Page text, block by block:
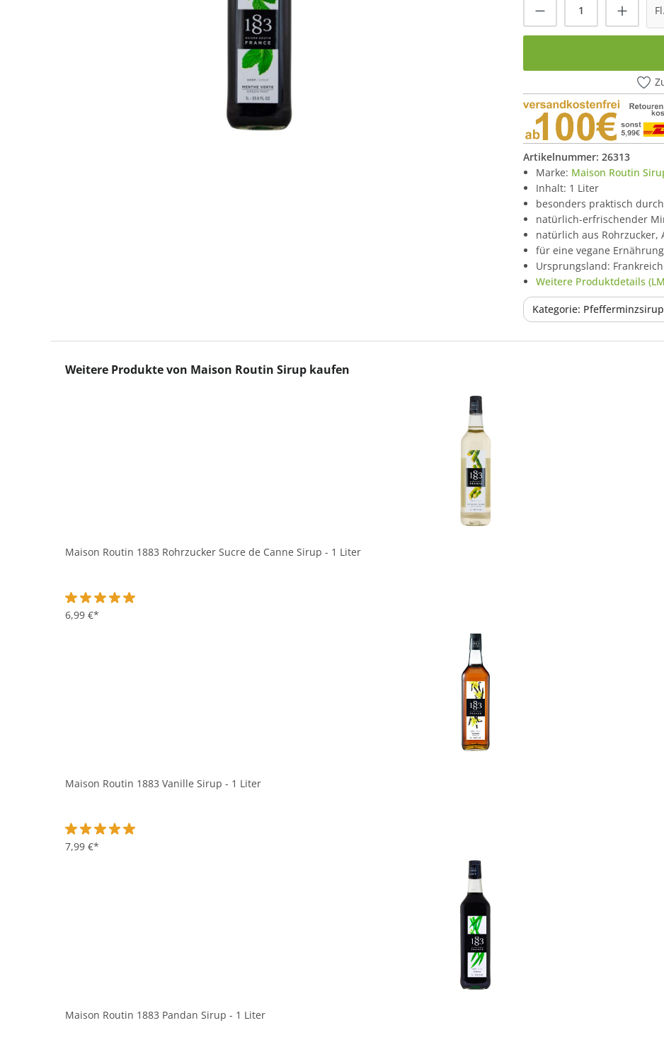
Produkt Fl.
Artikelnummer: 26313
Marke: Maison Routin
Inhalt: 1 Liter
besonders praktisch
natürlich-erfrischender
natürlich aus Rohrzucker,
für eine vegane
Ursprungsland: Frankreich
Weitere Produktdetails
Kategorie: Pfefferminzsirup
Produktgalerie überspringen
Weitere Produkte von Maison Routin Sirup kaufen
Maison Routin 1883 Rohrzucker Sucre de Canne Sirup - 1 Liter
Durchschnittliche Bewertung von 5 von 5 Sternen
6,99 €*
In den Korb
Maison Routin 1883 Vanille Sirup - 1 Liter
Durchschnittliche Bewertung von 5 von 5 Sternen
7,99 €*
In den Korb
Maison Routin 1883 Pandan Sirup - 1 Liter
In den Korb